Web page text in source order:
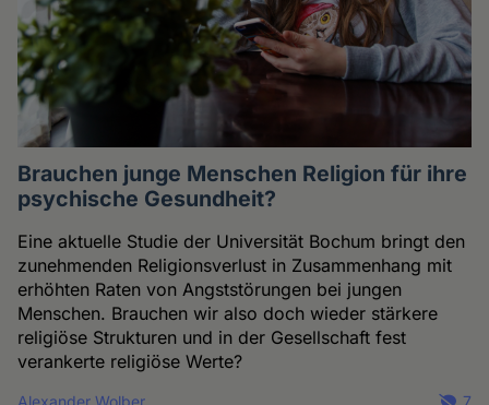
Brauchen junge Menschen Religion für ihre
psychische Gesundheit?
Eine aktuelle Studie der Universität Bochum bringt den
zunehmenden Religionsverlust in Zusammenhang mit
erhöhten Raten von Angststörungen bei jungen
Menschen. Brauchen wir also doch wieder stärkere
religiöse Strukturen und in der Gesellschaft fest
verankerte religiöse Werte?
Alexander Wolber
7